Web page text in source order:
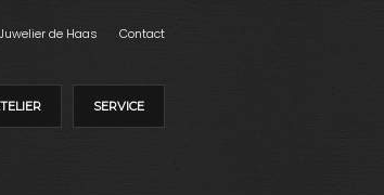
Juwelier de Haas Contact
SERVICE